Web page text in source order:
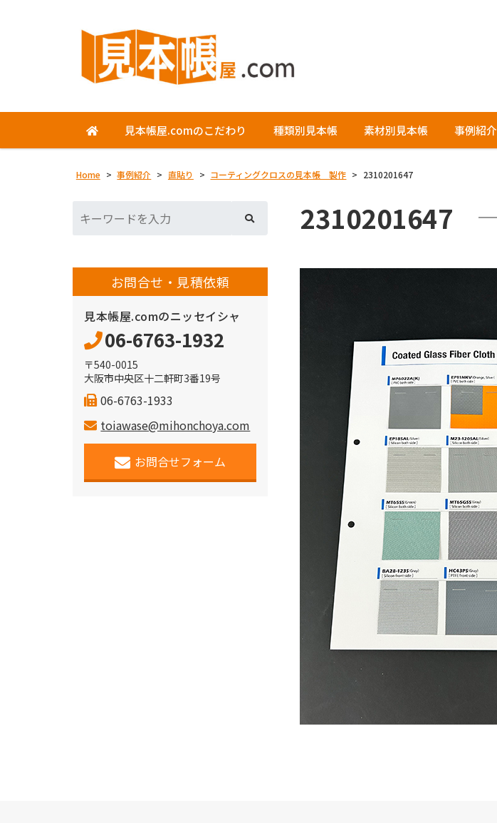
見本帳屋.comのこだわり 種類別見本帳 素材別見本帳 事例紹介
Home > 事例紹介 > 直貼り > コーティングクロスの見本帳 製作 > 2310201647
2310201647
お問合せ・見積依頼
見本帳屋.comのニッセイシャ
06-6763-1932
〒540-0015
大阪市中央区十二軒町3番19号
06-6763-1933
toiawase@mihonchoya.com
お問合せフォーム